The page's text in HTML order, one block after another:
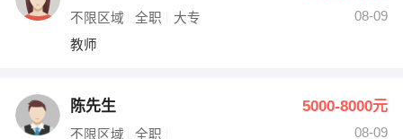
不限区域 全职 大专
08-09
教师
陈先生 5000-8000元
不限区域 全职
08-09